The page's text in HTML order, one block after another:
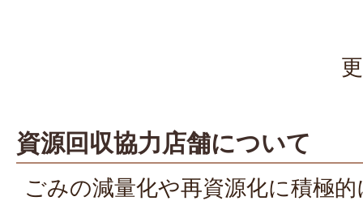
資源回収協力店舗について
ごみの減量化や再資源化に積極